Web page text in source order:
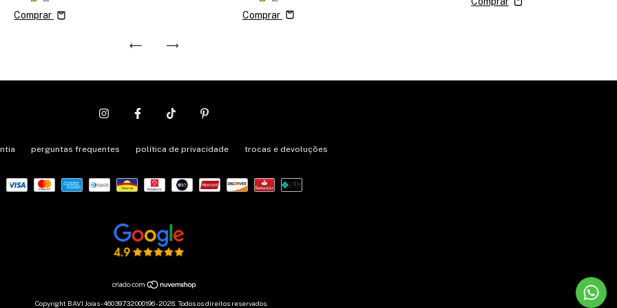
Comprar Comprar
perguntas frequentes política de privacidade trocas e devoluções
Copyright BAVI Joias - 46039732000196 - 2026. Todos os direitos reservados.